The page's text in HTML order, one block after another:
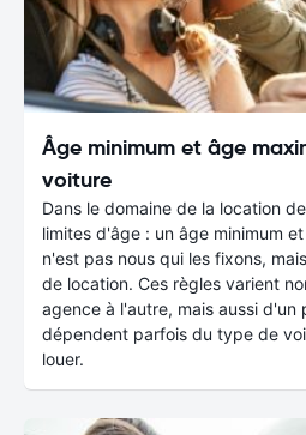
Âge minimum et âge
voiture
Dans le domaine de la location
limites d'âge : un âge minimum
n'est pas nous qui les fixons,
de location. Ces règles varient
agence à l'autre, mais aussi d'un
dépendent parfois du type de
louer.